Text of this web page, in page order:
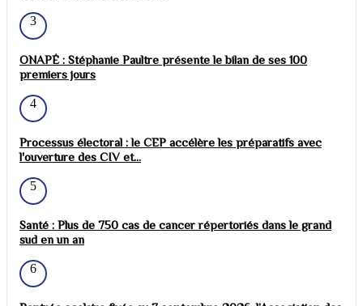
3
ONAPÉ : Stéphanie Paultre présente le bilan de ses 100
premiers jours
4
Processus électoral : le CEP accélère les préparatifs avec
l'ouverture des CIV et...
5
Santé : Plus de 750 cas de cancer répertoriés dans le grand
sud en un an
6